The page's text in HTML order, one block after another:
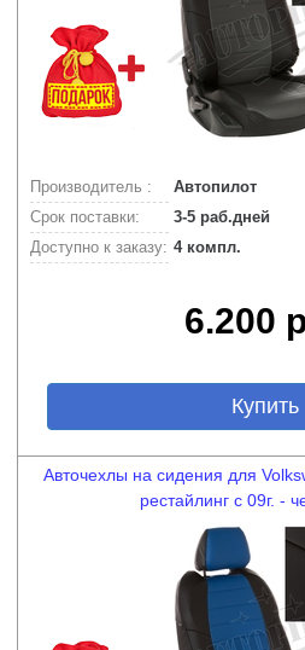
Производитель :
Автопилот
Срок поставки:
3-5 раб.дней
Доступно к заказу: 4 компл.
6.200
Авточехлы на сидения для
рестайлинг с 09г. -